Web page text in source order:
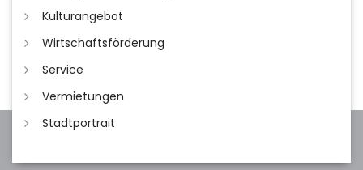
Kulturangebot
Wirtschaftsförderung
Service
Vermietungen
Stadtportrait